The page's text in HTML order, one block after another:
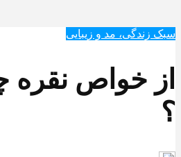
سبک زندگی، مد و زیبایی
از خواص نقره
؟